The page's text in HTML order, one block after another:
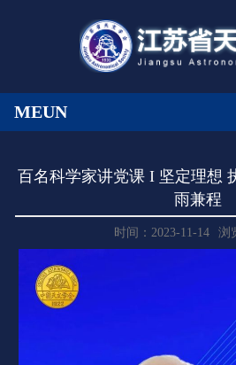
MEUN
百名科学家讲党课 I 坚定理想
雨兼程
时间：2023-11-14 浏